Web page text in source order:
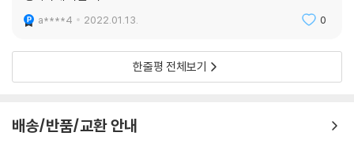
수평에 합류하였습니다.
---「‘아슬아슬’ 출근길… “모든 길은 평등하지 않다”」중에서
신의를 모르는
이럴 거면
a****4 2022.01.13. 0
한줄평 전체보기
배송/반품/교환 안내